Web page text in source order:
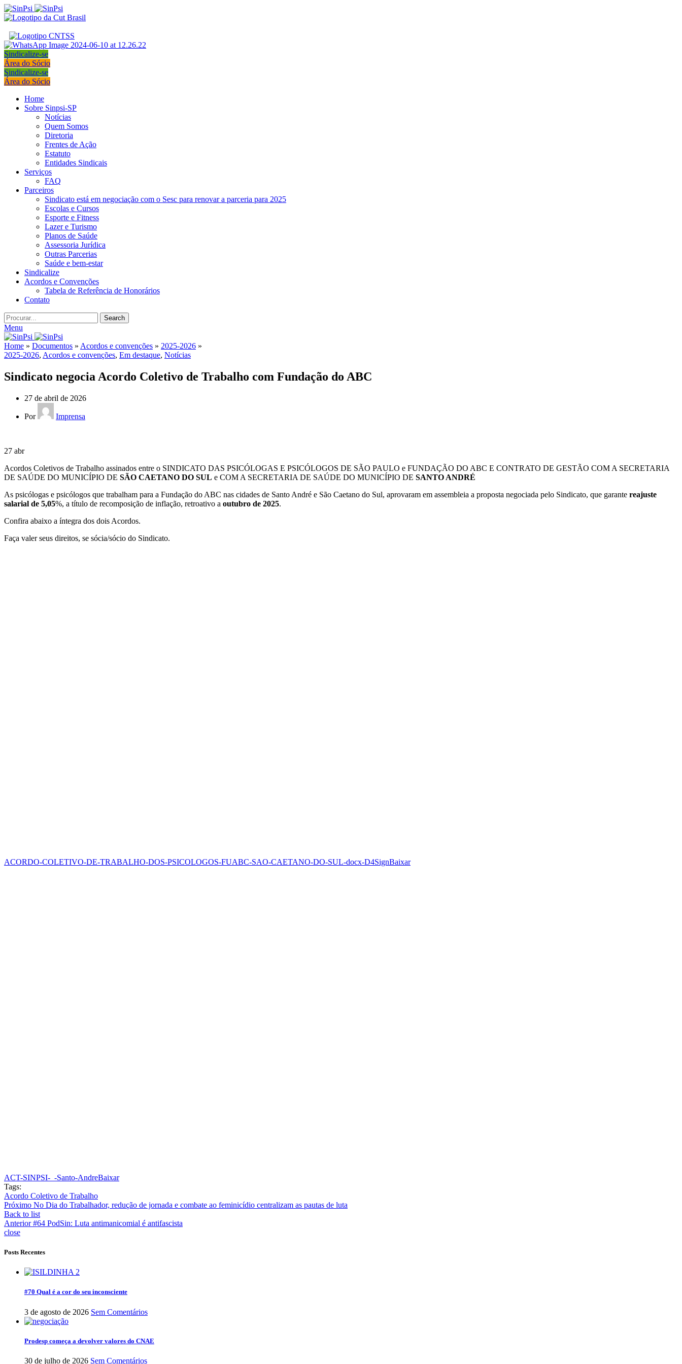
Sindicalize-se
Área do Sócio
Sindicalize-se
Área do Sócio
Home
Sobre Sinpsi-SP
Notícias
Quem Somos
Diretoria
Frentes de Ação
Estatuto
Entidades Sindicais
Serviços
FAQ
Parceiros
Sindicato está em negociação com o Sesc para renovar a parceria para 2025
Escolas e Cursos
Esporte e Fitness
Lazer e Turismo
Planos de Saúde
Assessoria Jurídica
Outras Parcerias
Saúde e bem-estar
Sindicalize
Acordos e Convenções
Tabela de Referência de Honorários
Contato
Search
Menu
Home » Documentos » Acordos e convenções » 2025-2026 »
2025-2026, Acordos e convenções, Em destaque, Notícias
Sindicato negocia Acordo Coletivo de Trabalho com Fundação do ABC
27 de abril de 2026
Por Imprensa
27 abr
Acordos Coletivos de Trabalho assinados entre o SINDICATO DAS PSICÓLOGAS E PSICÓLOGOS DE SÃO PAULO e FUNDAÇÃO DO ABC E CONTRATO DE GESTÃO COM A SECRETARIA
DE SAÚDE DO MUNICÍPIO DE SÃO CAETANO DO SUL e COM A SECRETARIA DE SAÚDE DO MUNICÍPIO DE SANTO ANDRÉ
As psicólogas e psicólogos que trabalham para a Fundação do ABC nas cidades de Santo André e São Caetano do Sul, aprovaram em assembleia a proposta negociada pelo Sindicato, que garante reajuste
salarial de 5,05%, a título de recomposição de inflação, retroativo a outubro de 2025.
Confira abaixo a íntegra dos dois Acordos.
Faça valer seus direitos, se sócia/sócio do Sindicato.
ACORDO-COLETIVO-DE-TRABALHO-DOS-PSICOLOGOS-FUABC-SAO-CAETANO-DO-SUL-docx-D4SignBaixar
ACT-SINPSI-_-Santo-AndreBaixar
Tags:
Acordo Coletivo de Trabalho
Próximo No Dia do Trabalhador, redução de jornada e combate ao feminicídio centralizam as pautas de luta
Back to list
Anterior #64 PodSin: Luta antimanicomial é antifascista
close
Posts Recentes
#70 Qual é a cor do seu inconsciente
3 de agosto de 2026 Sem Comentários
Prodesp começa a devolver valores do CNAE
30 de julho de 2026 Sem Comentários